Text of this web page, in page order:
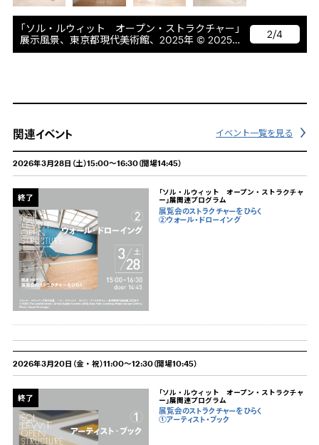
「ソル・ルウィット オープン・ストラクチャー」
展示風景、東京都現代美術館、2025年 © 2025
The LeWitt Estate / Artists Rights Society (ARS),
2/4
関連イベント イベント一覧を見る
2026年3月28日（土）15:00～16:30（開場14:45）
終了
「ソル・ルウィット オープン・ストラクチャ
ー」展関連プログラム
展覧会のストラクチャーをひらく
②ウォール・ドローイング
2026年3月20日（金・祝）11:00～12:30（開場10:45）
終了
「ソル・ルウィット オープン・ストラクチャ
ー」展関連プログラム
展覧会のストラクチャーをひらく
①アーティスト・ブック